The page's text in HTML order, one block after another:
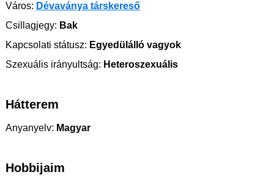
Város: Dévaványa társkereső
Csillagjegy: Bak
Kapcsolati státusz: Egyedülálló vagyok
Szexuális irányultság: Heteroszexuális
Hátterem
Anyanyelv: Magyar
Hobbijaim